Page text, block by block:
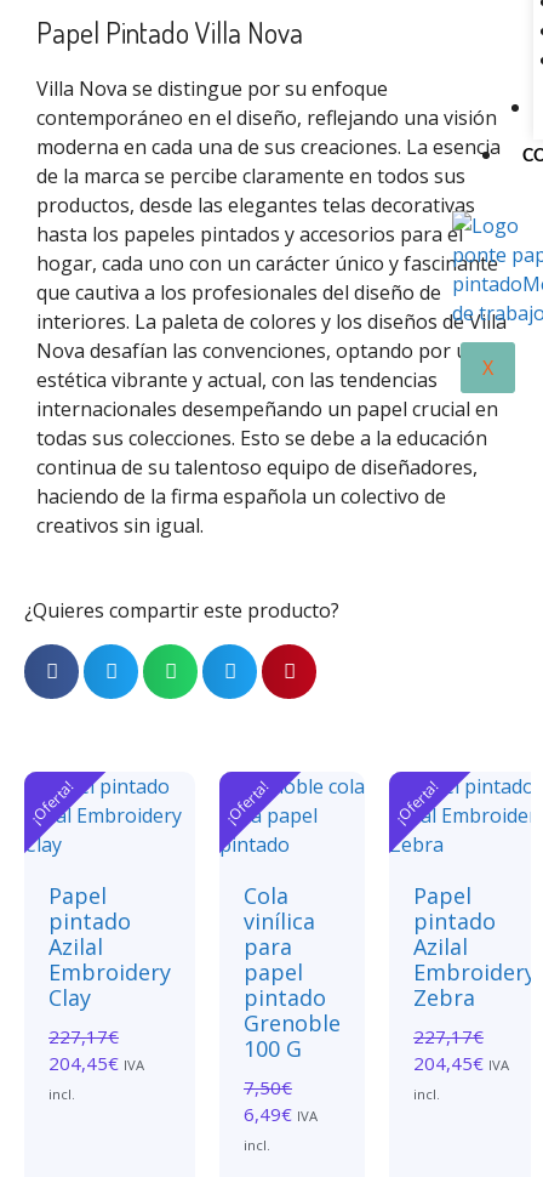
X
Papel Pintado Villa Nova
Villa Nova se distingue por su enfoque
contemporáneo en el diseño, reflejando una visión
moderna en cada una de sus creaciones. La esencia
de la marca se percibe claramente en todos sus
productos, desde las elegantes telas decorativas
hasta los papeles pintados y accesorios para el
hogar, cada uno con un carácter único y fascinante
que cautiva a los profesionales del diseño de
interiores. La paleta de colores y los diseños de Villa
Nova desafían las convenciones, optando por una
estética vibrante y actual, con las tendencias
internacionales desempeñando un papel crucial en
todas sus colecciones. Esto se debe a la educación
continua de su talentoso equipo de diseñadores,
haciendo de la firma española un colectivo de
creativos sin igual.
¿Quieres compartir este producto?
¡Oferta!
Papel
pintado
Azilal
Embroidery
Clay
227,17€
204,45€ IVA
incl.
¡Oferta!
Cola
vinílica
para
papel
pintado
Grenoble
100 G
7,50€
6,49€ IVA
incl.
¡Oferta!
Papel
pintado
Azilal
Embroidery
Zebra
227,17€
204,45€ IVA
incl.